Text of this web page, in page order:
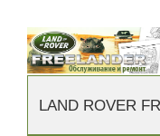
LAND ROVER